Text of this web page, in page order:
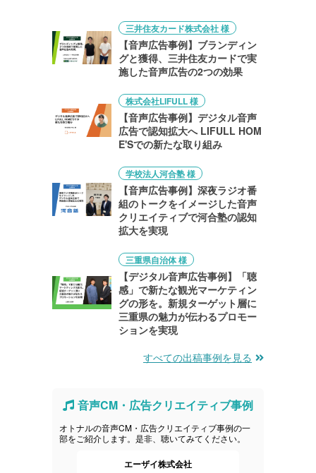
三井住友カード株式会社 様
【音声広告事例】ブランディン
グと獲得、三井住友カードで実
施した音声広告の2つの効果
株式会社LIFULL 様
【音声広告事例】デジタル音声
広告で認知拡大へ LIFULL HOM
E'Sでの新たな取り組み
学校法人河合塾 様
【音声広告事例】深夜ラジオ番
組のトークをイメージした音声
クリエイティブで河合塾の認知
拡大を実現
三重県自治体 様
【デジタル音声広告事例】「聴
感」で新たな観光マーケティン
グの形を。新規ターゲット層に
三重県の魅力が伝わるプロモー
ションを実現
すべての出稿事例を見る
音声CM・広告クリエイティブ事例
オトナルの音声CM・広告クリエイティブ事例の一
部をご紹介します。是非、聴いてみてください。
エーザイ株式会社